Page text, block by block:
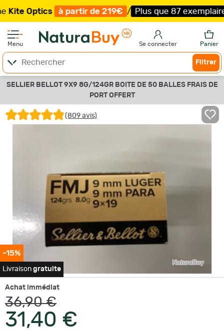
à partir de 219€ / Plus que 87 exemplaires ! /
Menu Se connecter Panier
Filtrer
SELLIER BELLOT 9X9 8G/124GR BOITE DE 50 BALLES FRAIS DE
PORT OFFERT
(809 avis)
-15%
Livraison gratuite
Achat immédiat
36,90 €
31,40 €